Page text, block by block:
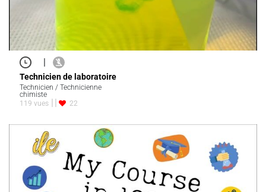
|
Technicien de laboratoire
Technicien / Technicienne
chimiste
119 vues
22